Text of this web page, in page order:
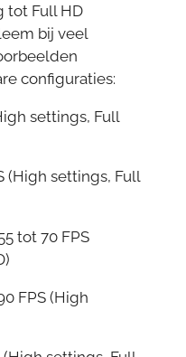
tot Full HD
bij veel
configuraties:
settings, Full
(High settings, Full
tot 70 FPS
FPS (High